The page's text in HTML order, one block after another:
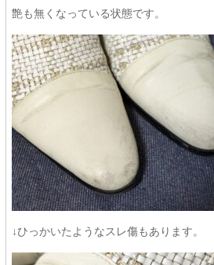
艶も無くなっている状態です。
↓ひっかいたようなスレ傷もあります。